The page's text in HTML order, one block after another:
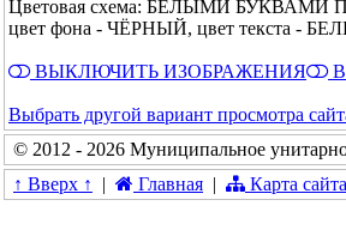
Цветовая схема: БЕЛЫМИ
цвет фона - ЧЁРНЫЙ, цвет текста -
ВЫКЛЮЧИТЬ ИЗОБРАЖЕНИЯ
Выбрать другой вариант просмотра
© 2012 - 2026 Муниципальное
↑ Вверх ↑
| Главная | Карта сайта